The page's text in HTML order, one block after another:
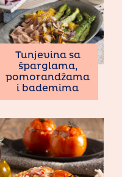
Tunjevina sa
šparglama,
pomorandžama
i bademima